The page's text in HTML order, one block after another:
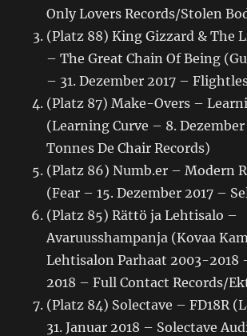
Only Lovers Records/Stolen
(Platz 88) King Gizzard & The
– The Great Chain Of Being
– 31. Dezember 2017 –
(Platz 87) Make-Overs –
(Learning Curve – 8.
Tonnes De Chair Records)
(Platz 86) Numb.er – Modern
(Fear – 15. Dezember 2017 –
(Platz 85) Rättö ja Lehtisalo –
Avaruusshampanja (Kovaa
Lehtisalon Parhaat 2003-2018
2018 – Full Contact Records/
(Platz 84) Solectave – FD18R
31. Januar 2018 – Solectave